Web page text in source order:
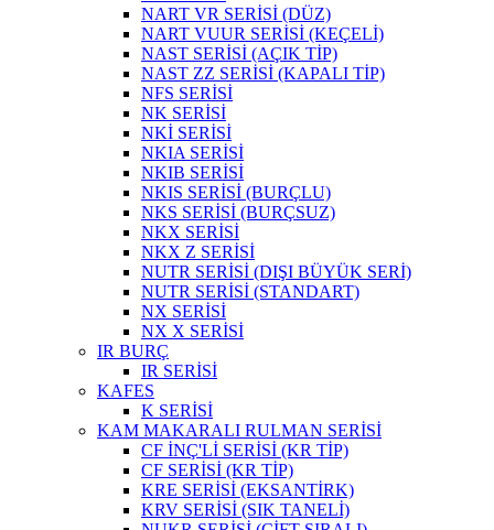
NART VR SERİSİ (DÜZ)
NART VUUR SERİSİ (KEÇELİ)
NAST SERİSİ (AÇIK TİP)
NAST ZZ SERİSİ (KAPALI TİP)
NFS SERİSİ
NK SERİSİ
NKİ SERİSİ
NKIA SERİSİ
NKIB SERİSİ
NKIS SERİSİ (BURÇLU)
NKS SERİSİ (BURÇSUZ)
NKX SERİSİ
NKX Z SERİSİ
NUTR SERİSİ (DIŞI BÜYÜK SERİ)
NUTR SERİSİ (STANDART)
NX SERİSİ
NX X SERİSİ
IR BURÇ
IR SERİSİ
KAFES
K SERİSİ
KAM MAKARALI RULMAN SERİSİ
CF İNÇ'Lİ SERİSİ (KR TİP)
CF SERİSİ (KR TİP)
KRE SERİSİ (EKSANTİRK)
KRV SERİSİ (SIK TANELİ)